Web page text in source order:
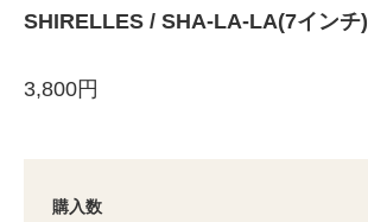
SHIRELLES / SHA-LA-LA(7インチ)
3,800円
購入数